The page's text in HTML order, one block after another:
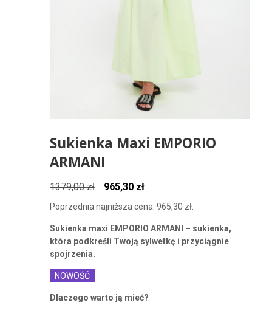
Sukienka Maxi EMPORIO
ARMANI
1379,00zł
Pierwotna
cena
1379,00 zł.
965,30 złAktualna
cena
965,30 zł.
Poprzednia najniższa cena: 965,30 zł.
Sukienka maxi EMPORIO ARMANI – sukienka,
która podkreśli Twoją sylwetkę i przyciągnie
spojrzenia.
NOWOŚĆ
Dlaczego warto ją mieć?